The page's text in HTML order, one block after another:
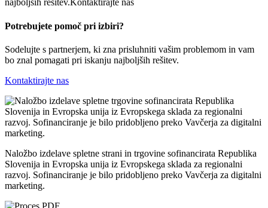
Potrebujete pomoč pri izbiri?
Sodelujte s partnerjem, ki zna prisluhniti vašim problemom in vam
bo znal pomagati pri iskanju najboljših rešitev.
Kontaktirajte nas
Naložbo izdelave spletne strani in trgovine sofinancirata Republika
Slovenija in Evropska unija iz Evropskega sklada za regionalni
razvoj. Sofinanciranje je bilo pridobljeno preko Vavčerja za digitalni
marketing.